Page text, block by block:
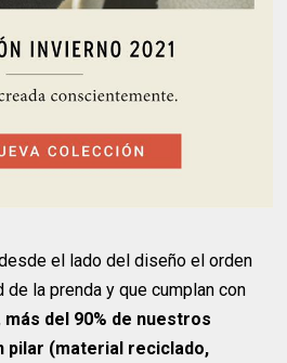
el lado del diseño el orden
la prenda y que cumplan con
más del 90% de nuestros
pilar (material reciclado,